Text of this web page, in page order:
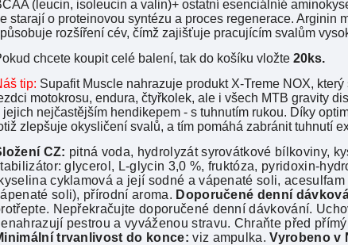
(leucin, isoleucin a valin)+ ostatní esenciálníé
starají o proteinovou syntézu a proces regenerace. Arginin
rozšíření cév, čímž zajišťuje pracujícím svalům
chcete koupit celé balení, tak do košíku vložte 20ks.
tip: Supafit Muscle nahrazuje produkt X-Treme NOX,
motokrosu, endura, čtyřkolek, ale i všech MTB gravity
jejich nejčastějším hendikepem - s tuhnutím rukou. Díky
zlepšuje okysličení svalů, a tím pomáhá zabránit tuhnutí
CZ: pitná voda, hydrolyzát syrovátkové bílkoviny,
glycerol, L-glycin 3,0 %, fruktóza, pyridoxin-
cyklamová a její sodné a vápenaté soli,
soli), přírodní aroma. Doporučené denní
Nepřekračujte doporučené denní dávkování.
pestrou a vyváženou stravu. Chraňte před
trvanlivost do konce: viz ampulka.Vyrobeno v